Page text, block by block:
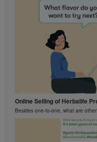
វីដេអូអាចរួមមា
នៃប្រាក់ចំណូលរប
Herbalife ដែលមា
ផែនការទីផ្សារ
ប្រទេសជាច្រើន។
បុគ្គលមនុស្សម្ន
បានពណ៌នា និងមិន
អាចបង្ហាញការធ
សម្រាប់ទិន្នន័យ
លទ្ធផលហិរញ្ញវ
អ្នកធ្វើមុខជំនួញ
ជាមួយ Herbalife.com
ស្រដៀងគ្នានេះដែរ
ទំងន់ខ្លាំង ឬ លឿ
ឲ្យប្រើ។ ការស្
Online Selling of Herbalife
Besides one-to-one, what are